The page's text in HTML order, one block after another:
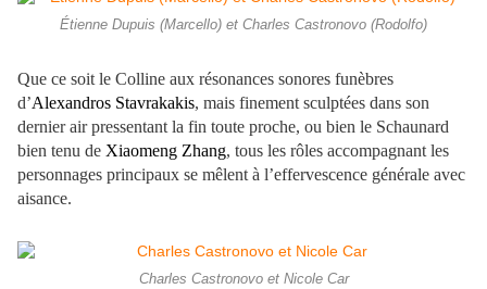
Étienne Dupuis (Marcello) et Charles Castronovo (Rodolfo)
Que ce soit le Colline aux résonances sonores funèbres
d’Alexandros Stavrakakis, mais finement sculptées dans son
dernier air pressentant la fin toute proche, ou bien le Schaunard
bien tenu de Xiaomeng Zhang, tous les rôles accompagnant les
personnages principaux se mêlent à l’effervescence générale avec
aisance.
Charles Castronovo et Nicole Car